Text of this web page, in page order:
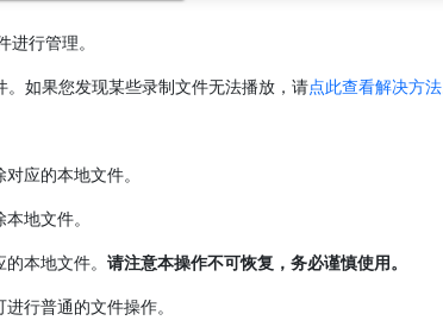
行管理。
如果您发现某些录制文件无法播放，请点此查看解决方法
应的本地文件。
地文件。
本地文件。 请注意本操作不可恢复，务必谨慎使用。
行普通的文件操作。